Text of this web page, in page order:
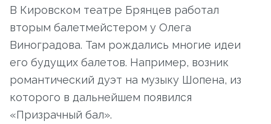
В Кировском театре Брянцев работал
вторым балетмейстером у Олега
Виноградова. Там рождались многие идеи
его будущих балетов. Например, возник
романтический дуэт на музыку Шопена, из
которого в дальнейшем появился
«Призрачный бал».